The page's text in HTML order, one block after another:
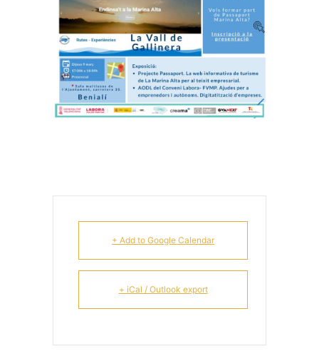
+ Add to Google Calendar
+ iCal / Outlook export